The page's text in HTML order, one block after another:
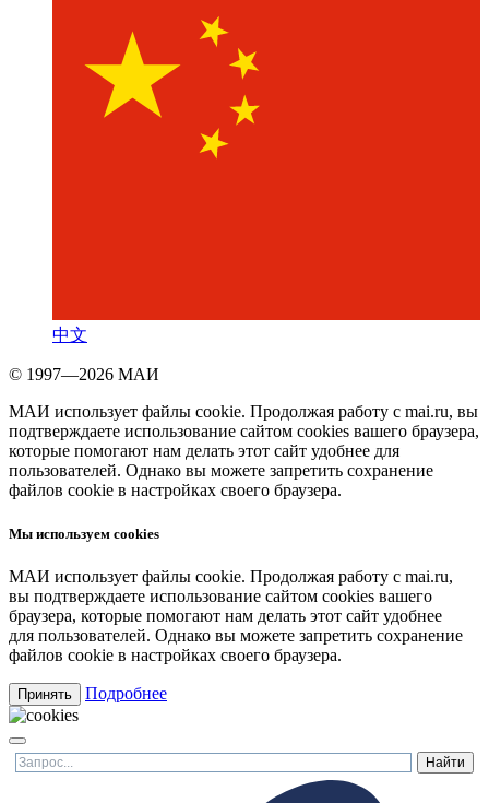
中文
© 1997—2026 МАИ
МАИ использует файлы cookie. Продолжая работу с mai.ru, вы
подтверждаете использование сайтом cookies вашего браузера,
которые помогают нам делать этот сайт удобнее для
пользователей. Однако вы можете запретить сохранение
файлов cookie в настройках своего браузера.
Мы используем cookies
МАИ использует файлы cookie. Продолжая работу с mai.ru,
вы подтверждаете использование сайтом cookies вашего
браузера, которые помогают нам делать этот сайт удобнее
для пользователей. Однако вы можете запретить сохранение
файлов cookie в настройках своего браузера.
Принять Подробнее